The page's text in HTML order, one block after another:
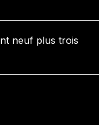
neuf plus trois